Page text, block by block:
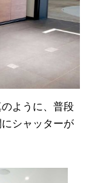
ように、普段
シャッターが